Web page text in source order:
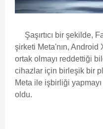
Şaşırtıcı bir şekilde,
şirketi Meta'nın,
ortak olmayı reddettiği
cihazlar için birleşik bir
Meta ile işbirliği
oldu.